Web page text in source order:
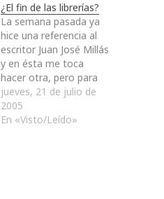
¿El fin de las librerías?
La semana pasada ya
hice una referencia al
escritor Juan José Millás
y en ésta me toca
hacer otra, pero para
aquellos que no les
agrade este escritor,
aún debo de advertir
jueves, 21 de julio de
2005
En «Visto/Leído»